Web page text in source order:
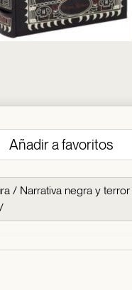
Añadir a favoritos
/ Narrativa negra y terror
/